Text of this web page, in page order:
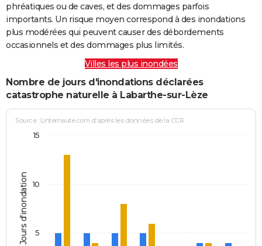
phréatiques ou de caves, et des dommages parfois
importants. Un risque moyen correspond à des inondations
plus modérées qui peuvent causer des débordements
occasionnels et des dommages plus limités.
Villes les plus inondées
Nombre de jours d'inondations déclarées
catastrophe naturelle à Labarthe-sur-Lèze
Jours d'inondation
Source : Linternaute.com d'après les données de la CCR
5
10
15